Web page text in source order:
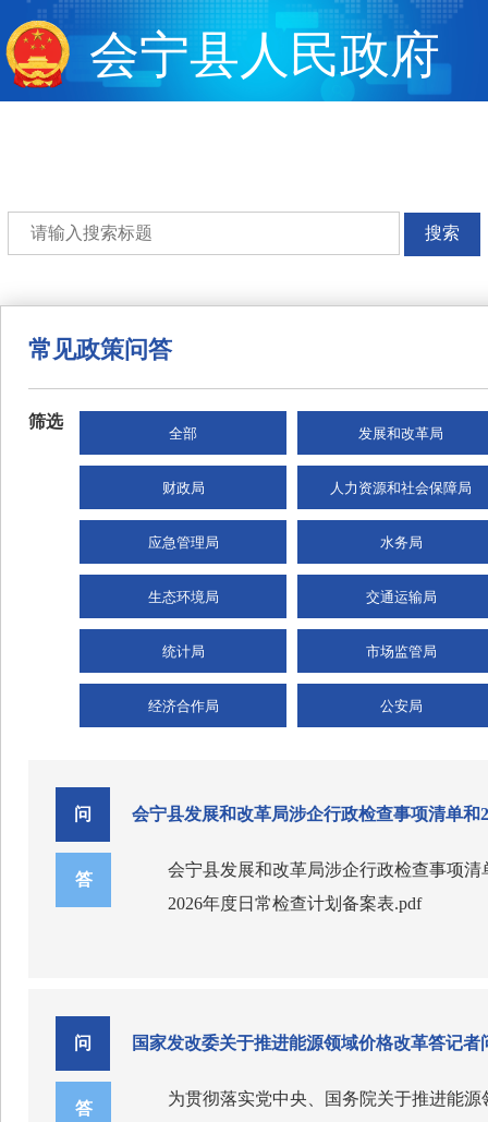
会宁县人民政府
搜索
常见政策问答
筛选
全部 发展和改革局
财政局 人力资源和社会保障局
应急管理局 水务局
生态环境局 交通运输局
统计局 市场监管局
经济合作局 公安局
问 会宁县发展和改革局涉企行政检查事项清单和
答
会宁县发展和改革局涉企行政检查事项清
2026年度日常检查计划备案表.pdf
问 国家发改委关于推进能源领域价格改革答记者
答
为贯彻落实党中央、国务院关于推进能